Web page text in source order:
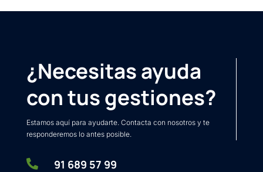
¿Necesitas ayuda
con tus gestiones?
Estamos aquí para ayudarte. Contacta con nosotros y te
responderemos lo antes posible.
 91 689 57 99